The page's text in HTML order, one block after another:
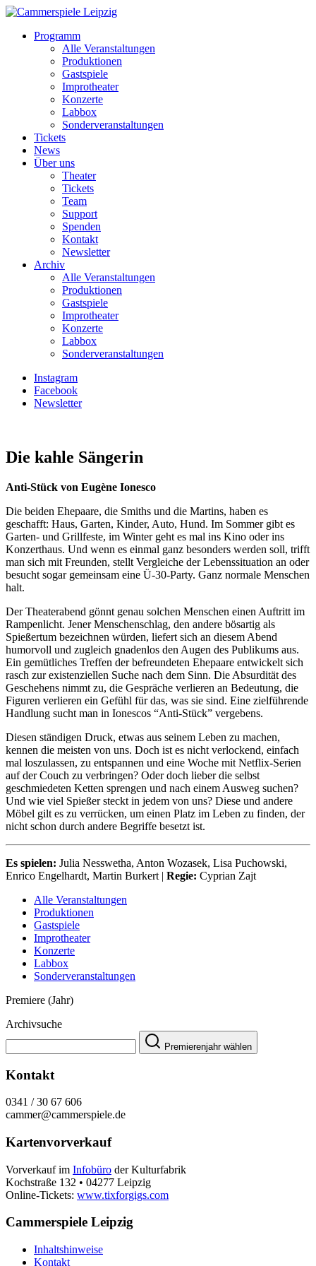
Programm
Alle Veranstaltungen
Produktionen
Gastspiele
Improtheater
Konzerte
Labbox
Sonderveranstaltungen
Tickets
News
Über uns
Theater
Tickets
Team
Support
Spenden
Kontakt
Newsletter
Archiv
Alle Veranstaltungen
Produktionen
Gastspiele
Improtheater
Konzerte
Labbox
Sonderveranstaltungen
Instagram
Facebook
Newsletter
Die kahle Sängerin
Anti-Stück von Eugène Ionesco
Die beiden Ehepaare, die Smiths und die Martins, haben es
geschafft: Haus, Garten, Kinder, Auto, Hund. Im Sommer gibt es
Garten- und Grillfeste, im Winter geht es mal ins Kino oder ins
Konzerthaus. Und wenn es einmal ganz besonders werden soll, trifft
man sich mit Freunden, stellt Vergleiche der Lebenssituation an oder
besucht sogar gemeinsam eine Ü-30-Party. Ganz normale Menschen
halt.
Der Theaterabend gönnt genau solchen Menschen einen Auftritt im
Rampenlicht. Jener Menschenschlag, den andere bösartig als
Spießertum bezeichnen würden, liefert sich an diesem Abend
humorvoll und zugleich gnadenlos den Augen des Publikums aus.
Ein gemütliches Treffen der befreundeten Ehepaare entwickelt sich
rasch zur existenziellen Suche nach dem Sinn. Die Absurdität des
Geschehens nimmt zu, die Gespräche verlieren an Bedeutung, die
Figuren verlieren ein Gefühl für das, was sie sind. Eine zielführende
Handlung sucht man in Ionescos “Anti-Stück” vergebens.
Diesen ständigen Druck, etwas aus seinem Leben zu machen,
kennen die meisten von uns. Doch ist es nicht verlockend, einfach
mal loszulassen, zu entspannen und eine Woche mit Netflix-Serien
auf der Couch zu verbringen? Oder doch lieber die selbst
geschmiedeten Ketten sprengen und nach einem Ausweg suchen?
Und wie viel Spießer steckt in jedem von uns? Diese und andere
Möbel gilt es zu verrücken, um einen Platz im Leben zu finden, der
nicht schon durch andere Begriffe besetzt ist.
Es spielen: Julia Nesswetha, Anton Wozasek, Lisa Puchowski,
Enrico Engelhardt, Martin Burkert | Regie: Cyprian Zajt
Alle Veranstaltungen
Produktionen
Gastspiele
Improtheater
Konzerte
Labbox
Sonderveranstaltungen
Premiere (Jahr)
Archivsuche
Premierenjahr wählen
Kontakt
0341 / 30 67 606
cammer@cammerspiele.de
Kartenvorverkauf
Vorverkauf im Infobüro der Kulturfabrik
Kochstraße 132 • 04277 Leipzig
Online-Tickets: www.tixforgigs.com
Cammerspiele Leipzig
Inhaltshinweise
Kontakt